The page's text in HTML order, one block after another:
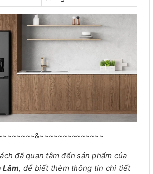
đã quan tâm đến sản phẩm của
Lâm, để biết thêm thông tin chi tiết